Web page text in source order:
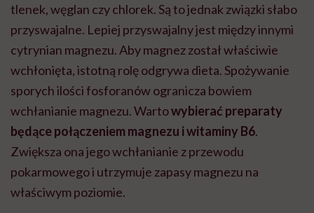
tlenek, węglan czy chlorek. Są to jednak związki słabo
przyswajalne. Lepiej przyswajalny jest między innymi
cytrynian magnezu. Aby magnez został właściwie
wchłonięta, istotną rolę odgrywa dieta. Spożywanie
sporych ilości fosforanów ogranicza bowiem
wchłanianie magnezu. Wartowybierać preparaty
będące połączeniem magnezu i witaminy B6.
Zwiększa ona jego wchłanianie z przewodu
pokarmowego i utrzymuje zapasy magnezu na
właściwym poziomie.